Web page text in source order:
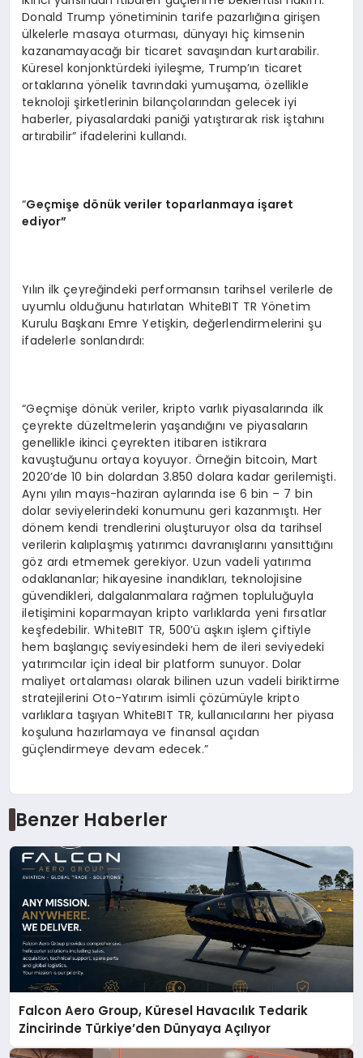
Donald Trump yönetiminin tarife pazarlığına girişen
ülkelerle masaya oturması, dünyayı hiç kimsenin
kazanamayacağı bir ticaret savaşından kurtarabilir.
Küresel konjonktürdeki iyileşme, Trump’ın ticaret
ortaklarına yönelik tavrındaki yumuşama, özellikle
teknoloji şirketlerinin bilançolarından gelecek iyi
haberler, piyasalardaki paniği yatıştırarak risk iştahını
artırabilir” ifadelerini kullandı.
“Geçmişe dönük veriler toparlanmaya işaret
ediyor”
Yılın ilk çeyreğindeki performansın tarihsel verilerle de
uyumlu olduğunu hatırlatan WhiteBIT TR Yönetim
Kurulu Başkanı Emre Yetişkin, değerlendirmelerini şu
ifadelerle sonlandırdı:
“Geçmişe dönük veriler, kripto varlık piyasalarında ilk
çeyrekte düzeltmelerin yaşandığını ve piyasaların
genellikle ikinci çeyrekten itibaren istikrara
kavuştuğunu ortaya koyuyor. Örneğin bitcoin, Mart
2020’de 10 bin dolardan 3.850 dolara kadar gerilemişti.
Aynı yılın mayıs-haziran aylarında ise 6 bin – 7 bin
dolar seviyelerindeki konumunu geri kazanmıştı. Her
dönem kendi trendlerini oluşturuyor olsa da tarihsel
verilerin kalıplaşmış yatırımcı davranışlarını yansıttığını
göz ardı etmemek gerekiyor. Uzun vadeli yatırıma
odaklananlar; hikayesine inandıkları, teknolojisine
güvendikleri, dalgalanmalara rağmen topluluğuyla
iletişimini koparmayan kripto varlıklarda yeni fırsatlar
keşfedebilir. WhiteBIT TR, 500’ü aşkın işlem çiftiyle
hem başlangıç seviyesindeki hem de ileri seviyedeki
yatırımcılar için ideal bir platform sunuyor. Dolar
maliyet ortalaması olarak bilinen uzun vadeli biriktirme
stratejilerini Oto-Yatırım isimli çözümüyle kripto
varlıklara taşıyan WhiteBIT TR, kullanıcılarını her piyasa
koşuluna hazırlamaya ve finansal açıdan
güçlendirmeye devam edecek.”
Benzer Haberler
Falcon Aero Group, Küresel Havacılık Tedarik
Zincirinde Türkiye’den Dünyaya Açılıyor